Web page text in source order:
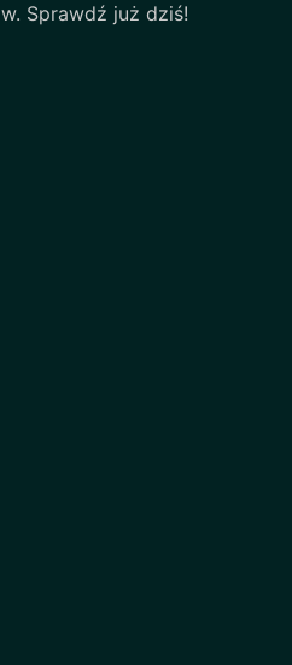
Sprawdź już dziś!